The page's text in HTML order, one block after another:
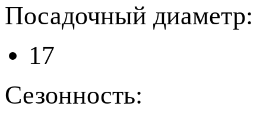
Посадочный диаметр:
17
Сезонность: